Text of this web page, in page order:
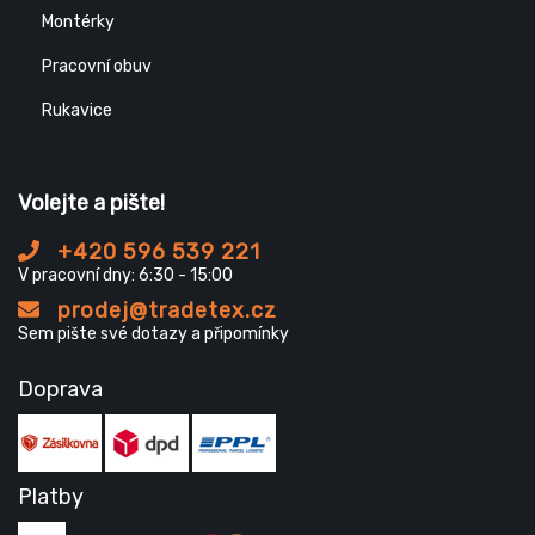
Montérky
Pracovní obuv
Rukavice
Volejte a pište!
+420 596 539 221
V pracovní dny: 6:30 - 15:00
prodej@tradetex.cz
Sem pište své dotazy a připomínky
Doprava
Platby